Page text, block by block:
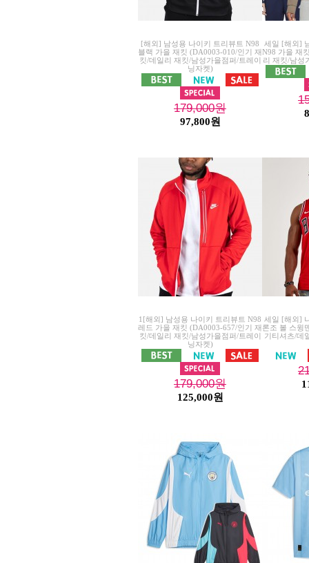
[해외] 남성용 나이키 트리뷰트 N98
블랙 가을 재킷 (DA0003-010/인기 재
킷/데일리 재킷/남성가을점퍼/트레이
닝자켓)
179,000원
97,800원
세일 [해외]
N98 가을 재
리 재킷/남성
1[해외] 남성용 나이키 트리뷰트 N98
레드 가을 재킷 (DA0003-657/인기 재
킷/데일리 재킷/남성가을점퍼/트레이
닝자켓)
179,000원
125,000원
세일 [해외]
론조 볼 스윙
기티셔츠/데